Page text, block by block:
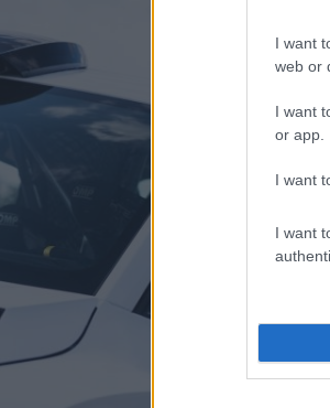
I want
web or
I want
or app.
I want
I want